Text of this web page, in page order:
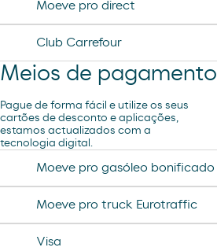
Moeve pro direct
Club Carrefour
Meios de pagamento
Pague de forma fácil e utilize os seus
cartões de desconto e aplicações,
estamos actualizados com a
tecnologia digital.
Moeve pro gasóleo bonificado
Moeve pro truck Eurotraffic
Visa